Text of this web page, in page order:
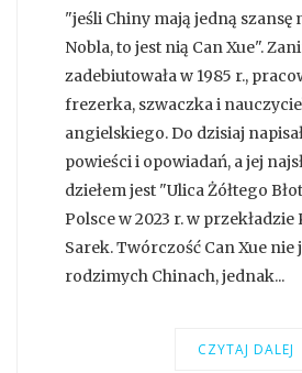
"jeśli Chiny mają jedną szansę
Nobla, to jest nią Can Xue".
zadebiutowała w 1985 r.,
frezerka, szwaczka i
angielskiego. Do dzisiaj
powieści i opowiadań, a jej
dziełem jest "Ulica Żółtego
Polsce w 2023 r. w
Sarek. Twórczość Can Xue
rodzimych Chinach, jednak...
CZYTAJ DALEJ